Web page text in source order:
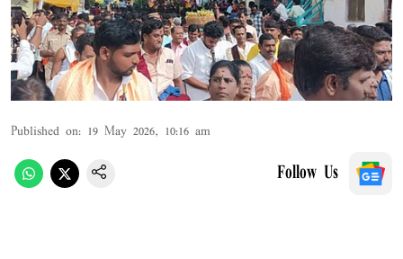
Published on: 19 May 2026, 10:16 am
Follow Us